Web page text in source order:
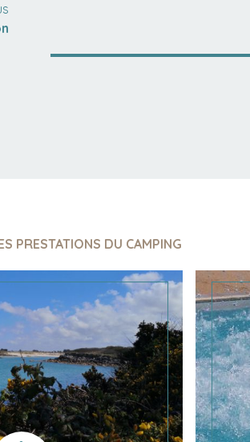
PRESTATIONS DU CAMPING